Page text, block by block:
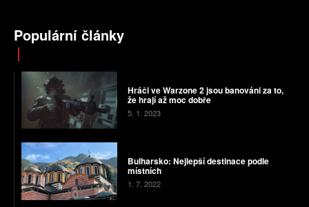
Populární články
Hráči ve Warzone 2 jsou banováni za to,
že hrají až moc dobře
5. 1. 2023
Bulharsko: Nejlepší destinace podle
místních
1. 7. 2022